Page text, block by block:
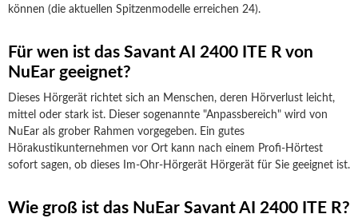
können (die aktuellen Spitzenmodelle erreichen 24).
Für wen ist das Savant AI 2400 ITE R von
NuEar geeignet?
Dieses Hörgerät richtet sich an Menschen, deren Hörverlust leicht,
mittel oder stark ist. Dieser sogenannte "Anpassbereich" wird von
NuEar als grober Rahmen vorgegeben. Ein gutes
Hörakustikunternehmen vor Ort kann nach einem Profi-Hörtest
sofort sagen, ob dieses Im-Ohr-Hörgerät Hörgerät für Sie geeignet ist.
Wie groß ist das NuEar Savant AI 2400 ITE R?